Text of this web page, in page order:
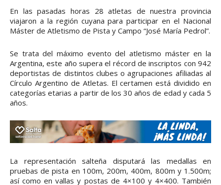
En las pasadas horas 28 atletas de nuestra provincia
viajaron a la región cuyana para participar en el Nacional
Máster de Atletismo de Pista y Campo “José María Pedrol”.
Se trata del máximo evento del atletismo máster en la
Argentina, este año supera el récord de inscriptos con 942
deportistas de distintos clubes o agrupaciones afiliadas al
Círculo Argentino de Atletas. El certamen está dividido en
categorías etarias a partir de los 30 años de edad y cada 5
años.
La representación salteña disputará las medallas en
pruebas de pista en 100m, 200m, 400m, 800m y 1.500m;
así como en vallas y postas de 4×100 y 4×400. También